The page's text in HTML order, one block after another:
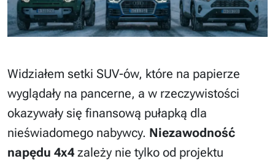
Widziałem setki SUV-ów, które na papierze
wyglądały na pancerne, a w rzeczywistości
okazywały się finansową pułapką dla
nieświadomego nabywcy. Niezawodność
napędu 4x4 zależy nie tylko od projektu